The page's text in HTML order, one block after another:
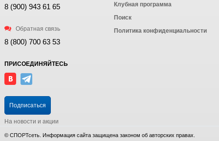
8 (900) 943 61 65
Обратная связь
8 (800) 700 63 53
Клубная программа
Поиск
Политика конфиденциальности
ПРИСОЕДИНЯЙТЕСЬ
Подписаться
На новости и акции
© СПОРТсеть. Информация сайта защищена законом об авторских правах.